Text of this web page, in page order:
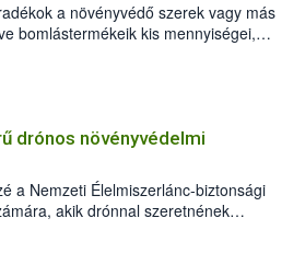
a növényvédő szerek vagy más
bomlástermékeik kis mennyiségei,
vagy azok felületén a betakarítást,
követően is megmaradhatnak. Az
a kezelt terményeken is jelen kell
tartalmaz szermaradékot.
is, melyekben kimutathatóak,
mennyiségben vannak jelen, így nem
a fogyasztó egészségére nézve.
drónos növényvédelmi
a Nemzeti Élelmiszerlánc-biztonsági
akik drónnal szeretnének
gazdálkodási tevékenységet
Az összefoglaló részletesen